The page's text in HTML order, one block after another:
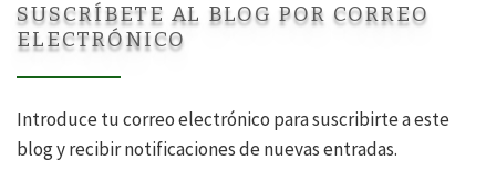
SUSCRÍBETE AL BLOG POR CORREO
ELECTRÓNICO
Introduce tu correo electrónico para suscribirte a este
blog y recibir notificaciones de nuevas entradas.